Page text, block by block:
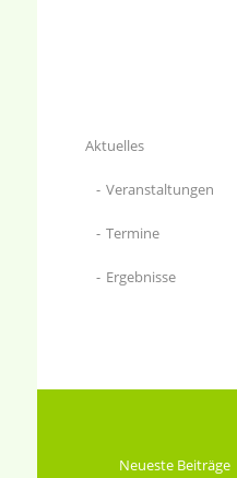
Aktuelles
Veranstaltungen
Termine
Ergebnisse
Neueste Beiträge